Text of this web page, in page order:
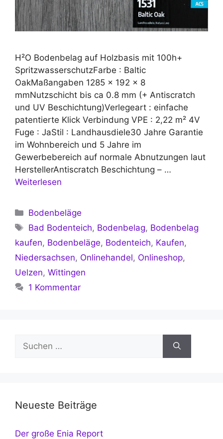
H²O Bodenbelag auf Holzbasis mit 100h+
SpritzwasserschutzFarbe : Baltic
OakMaßangaben 1285 x 192 x 8
mmNutzschicht bis ca 0.8 mm (+ Antiscratch
und UV Beschichtung)Verlegeart : einfache
patentierte Klick Verbindung VPE : 2,22 m² 4V
Fuge : JaStil : Landhausdiele30 Jahre Garantie
im Wohnbereich und 5 Jahre im
Gewerbebereich auf normale Abnutzungen laut
HerstellerAntiscratch Beschichtung – …
Weiterlesen
Kategorien
Bodenbeläge
Schlagwörter
Bad Bodenteich, Bodenbelag, Bodenbelag
kaufen, Bodenbeläge, Bodenteich, Kaufen,
Niedersachsen, Onlinehandel, Onlineshop,
Uelzen, Wittingen
1 Kommentar
nach:
Neueste Beiträge
Der große Enia Report